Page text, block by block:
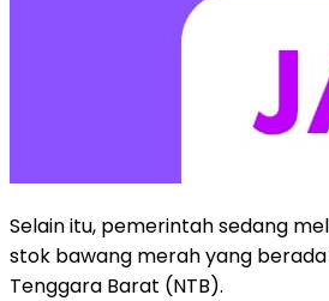
Selain itu, pemerintah sedang
stok bawang merah yang berada
Tenggara Barat (NTB).